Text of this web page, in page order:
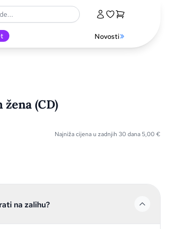
Novosti
(CD)
Najniža cijena u zadnjih 30 dana 5,00€
na zalihu?